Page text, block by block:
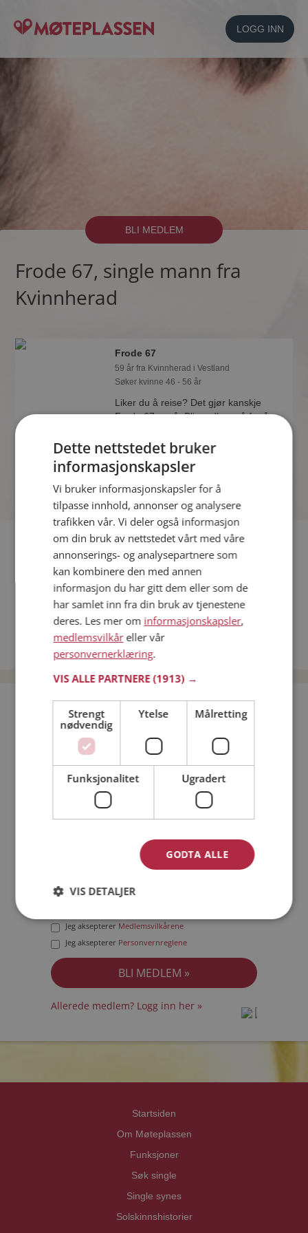
LOGG INN
BLI MEDLEM
Frode 67, single mann fra
Kvinnherad
Frode 67
59 år fra Kvinnherad i Vestland
Søker kvinne 46 - 56 år
Liker du å reise? Det gjør kanskje
Frode 67 også. Bli medlem nå for å
spennende fakta.
Fler single
Flere singlemenn fra Kvinnherad: magnus12
Bli medlem gratis!
Jeg er en: Mann Kvinne
Min alder:
Jeg aksepterer Medlemsvilkårene
Jeg aksepterer Personvernreglene
Allerede medlem? Logg inn her »
Startsiden
Om Møteplassen
Funksjoner
Søk single
Single synes
Solskinnshistorier
Dette nettstedet bruker
informasjonskapsler
Vi bruker informasjonskapsler for å
tilpasse innhold, annonser og analysere
trafikken vår. Vi deler også informasjon
om din bruk av nettstedet vårt med våre
annonserings- og analysepartnere som
kan kombinere den med annen
informasjon du har gitt dem eller som de
har samlet inn fra din bruk av tjenestene
deres. Les mer om informasjonskapsler,
medlemsvilkåreller vår
personvernerklæring.
VIS ALLE PARTNERE(1913) →
Strengt
nødvendig
Ytelse Målretting
Funksjonalitet Ugradert
GODTA ALLE
VIS DETALJER